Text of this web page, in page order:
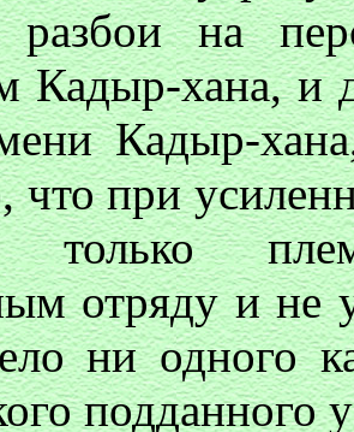
на
Кадыр-хана, и
Кадыр-
что при
только
отряду и не
ни одного
подданного